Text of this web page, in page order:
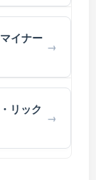
イナー
リック